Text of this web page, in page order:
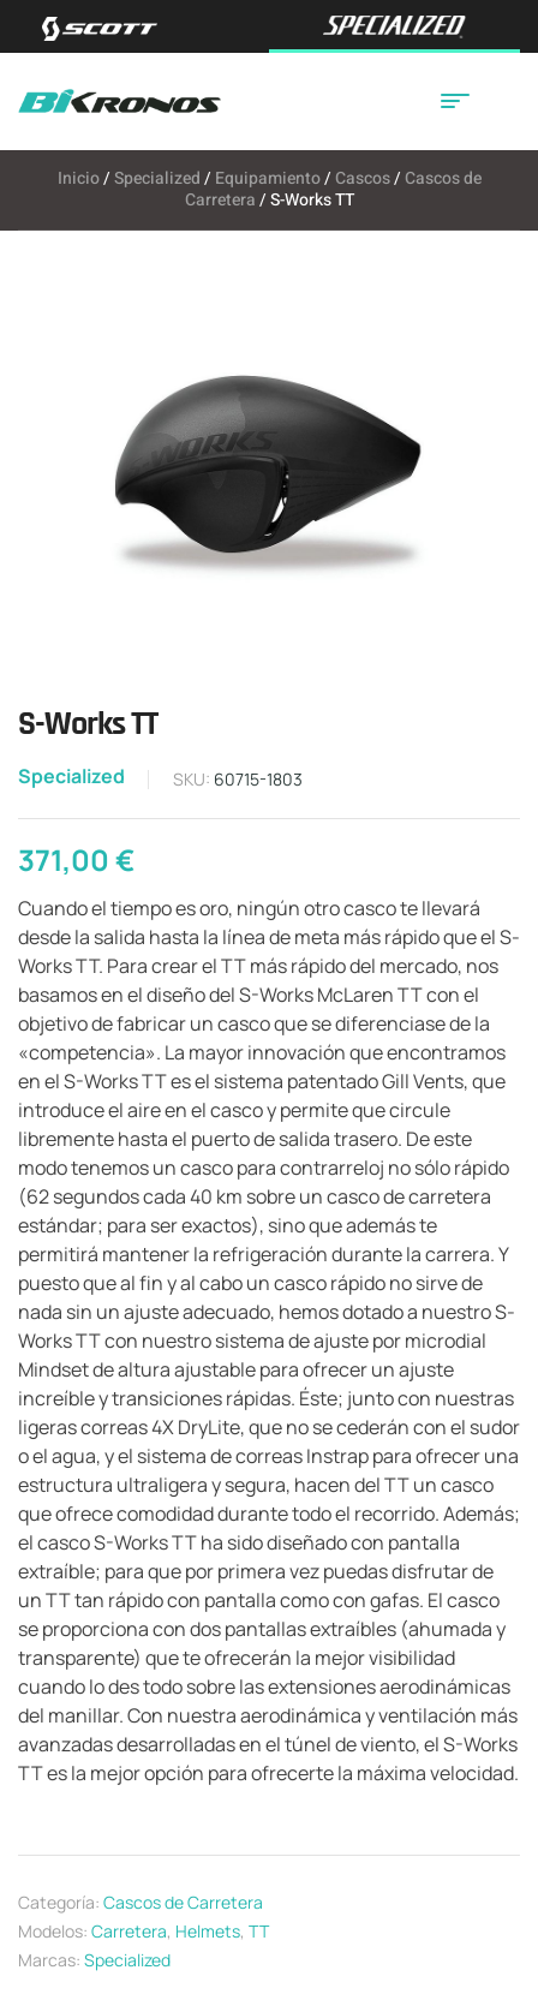
Inicio/Specialized/ Equipamiento/ Cascos/ Cascos de
Carretera/ S-Works TT
S-Works TT
Specialized SKU: 60715-1803
371,00€
Cuando el tiempo es oro, ningún otro casco te llevará
desde la salida hasta la línea de meta más rápido que el S-
Works TT. Para crear el TT más rápido del mercado, nos
basamos en el diseño del S-Works McLaren TT con el
objetivo de fabricar un casco que se diferenciase de la
«competencia». La mayor innovación que encontramos
en el S-Works TT es el sistema patentado Gill Vents, que
introduce el aire en el casco y permite que circule
libremente hasta el puerto de salida trasero. De este
modo tenemos un casco para contrarreloj no sólo rápido
(62 segundos cada 40 km sobre un casco de carretera
estándar; para ser exactos), sino que además te
permitirá mantener la refrigeración durante la carrera. Y
puesto que al fin y al cabo un casco rápido no sirve de
nada sin un ajuste adecuado, hemos dotado a nuestro S-
Works TT con nuestro sistema de ajuste por microdial
Mindset de altura ajustable para ofrecer un ajuste
increíble y transiciones rápidas. Éste; junto con nuestras
ligeras correas 4X DryLite, que no se cederán con el sudor
o el agua, y el sistema de correas Instrap para ofrecer una
estructura ultraligera y segura, hacen del TT un casco
que ofrece comodidad durante todo el recorrido. Además;
el casco S-Works TT ha sido diseñado con pantalla
extraíble; para que por primera vez puedas disfrutar de
un TT tan rápido con pantalla como con gafas. El casco
se proporciona con dos pantallas extraíbles (ahumada y
transparente) que te ofrecerán la mejor visibilidad
cuando lo des todo sobre las extensiones aerodinámicas
del manillar. Con nuestra aerodinámica y ventilación más
avanzadas desarrolladas en el túnel de viento, el S-Works
TT es la mejor opción para ofrecerte la máxima velocidad.
Categoría: Cascos de Carretera
Modelos: Carretera, Helmets, TT
Marcas: Specialized